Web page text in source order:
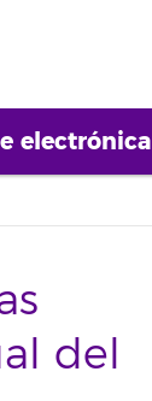
electrónica
del